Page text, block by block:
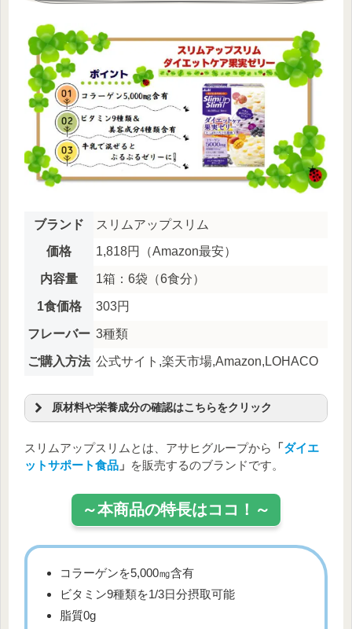
ビタ
ミンE
10㎎ 5㎎ 6㎎
ビタ
ミンD
3.8㎍ 8.5㎍ 8.5㎍
「日本人の食事摂取基準（2020年版）」策
定検討会報告書
ブランド
スリムアップスリム
価格
1,818円（Amazon最安）
内容量 1箱：6袋（6食分）
1食価格 303円
フレーバー 3種類
ご購入方法 公式サイト,楽天市場,Amazon,LOHACO
原材料や栄養成分の確認はこちらをクリック
黄桃加工品(黄桃、砂糖)(南アフリカ製造)、砂糖、水溶
性食物繊維、豚コラーゲンペプチド(ゼラチンを含む)、
イムQ10/ゲル化剤(ペクチン:りんご由来)、酸味料、甘
味料(アセスルファムK、ステビア、スクラロース)、
ン、パントテン酸Ca、V.B1、V.B6、V.B2、V.A、葉酸、
V.D、V.B12
栄養成分表
エネルギー
スリムアップスリムとは、アサヒグループから 「ダイエ
ットサポート食品 」 を販売するのブランドです。
～本商品の特長はココ！～
コラーゲンを5,000㎎含有
ビタミン9種類を1/3日分摂取可能
脂質0g